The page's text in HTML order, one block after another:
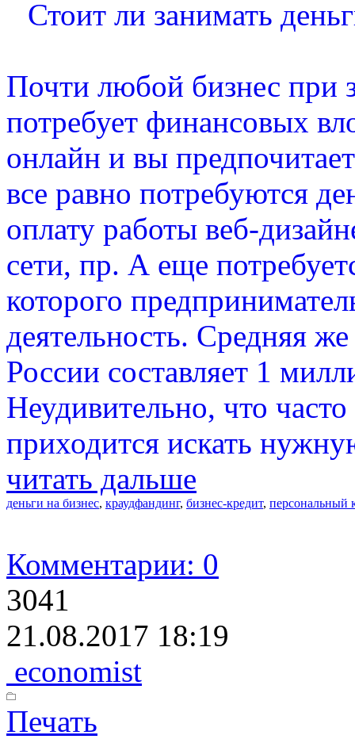
Стоит ли занимать
Почти любой бизнес при
потребует финансовых
онлайн и вы
все равно потребуются
оплату работы веб-
сети, пр. А еще
которого
деятельность. Средняя
России составляет 1
Неудивительно, что
приходится искать
читать дальше
деньги на бизнес, краудфандинг, бизнес-кредит, персональный
Комментарии: 0
3041
21.08.2017 18:19
economist
Печать